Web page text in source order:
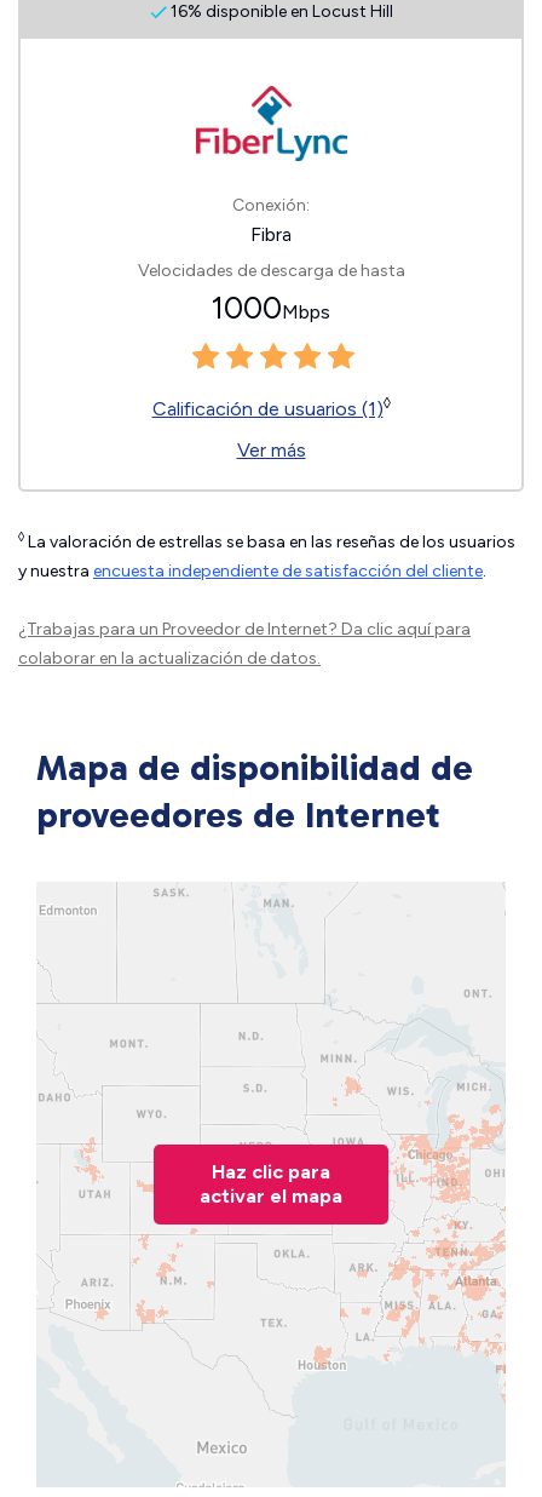
16% disponible en Locust Hill
Conexión:
Fibra
Velocidades de descarga de hasta
1000Mbps
Calificación de usuarios (1)◊
Ver más
◊ La valoración de estrellas se basa en las reseñas de los usuarios
y nuestra encuesta independiente de satisfacción del cliente.
¿Trabajas para un Proveedor de Internet? Da clic aquípara
colaborar en la actualización de datos.
Mapa de disponibilidad de
proveedores de Internet
Haz clic para
activar el mapa